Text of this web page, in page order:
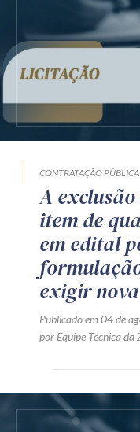
CONTRATAÇÃO PÚBLICA
A
item de
em edital
exigir
Publicado em 04 de
por Equipe Técnica da